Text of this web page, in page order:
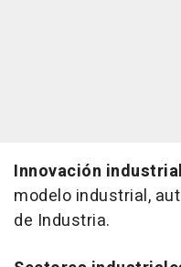
Innovación
modelo industrial,
de Industria.